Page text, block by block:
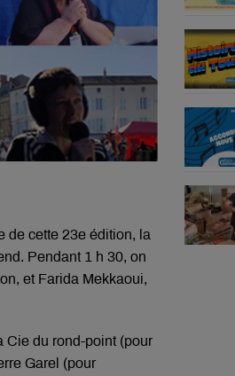
de cette 23e édition, la
Pendant 1 h 30, on
et Farida Mekkaoui,
Cie du rond-point (pour
Garel (pour